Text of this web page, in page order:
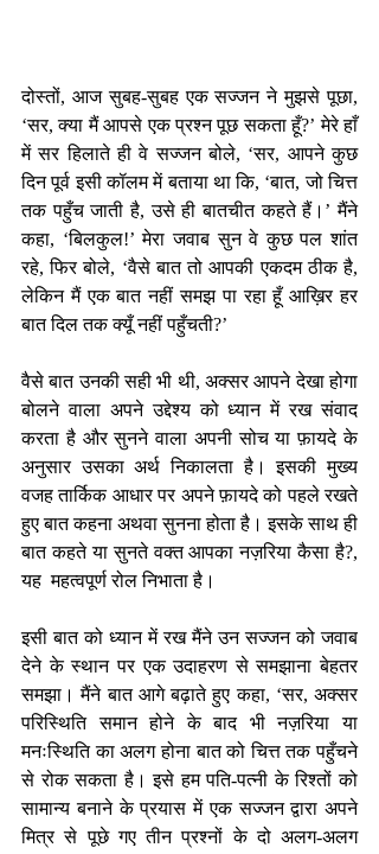
दोस्तों, आज सुबह-सुबह एक सज्जन ने मुझसे पूछा,
‘सर, क्या मैं आपसे एक प्रश्न पूछ सकता हूँ?’ मेरे हाँ
में सर हिलाते ही वे सज्जन बोले, ‘सर, आपने कुछ
दिन पूर्व इसी कॉलम में बताया था कि, ‘बात, जो चित्त
तक पहुँच जाती है, उसे ही बातचीत कहते हैं।’ मैंने
कहा, ‘बिलकुल!’ मेरा जवाब सुन वे कुछ पल शांत
रहे, फिर बोले, ‘वैसे बात तो आपकी एकदम ठीक है,
लेकिन मैं एक बात नहीं समझ पा रहा हूँ आख़िर हर
बात दिल तक क्यूँ नहीं पहुँचती?’
वैसे बात उनकी सही भी थी, अक्सर आपने देखा होगा
बोलने वाला अपने उद्देश्य को ध्यान में रख संवाद
करता है और सुनने वाला अपनी सोच या फ़ायदे के
अनुसार उसका अर्थ निकालता है। इसकी मुख्य
वजह तार्किक आधार पर अपने फ़ायदे को पहले रखते
हुए बात कहना अथवा सुनना होता है। इसके साथ ही
बात कहते या सुनते वक्त आपका नज़रिया कैसा है?,
यह  महत्वपूर्ण रोल निभाता है।
इसी बात को ध्यान में रख मैंने उन सज्जन को जवाब
देने के स्थान पर एक उदाहरण से समझाना बेहतर
समझा। मैंने बात आगे बढ़ाते हुए कहा, ‘सर, अक्सर
परिस्थिति समान होने के बाद भी नज़रिया या
मनःस्थिति का अलग होना बात को चित्त तक पहुँचने
से रोक सकता है। इसे हम पति-पत्नी के रिश्तों को
सामान्य बनाने के प्रयास में एक सज्जन द्वारा अपने
मित्र से पूछे गए तीन प्रश्नों के दो अलग-अलग